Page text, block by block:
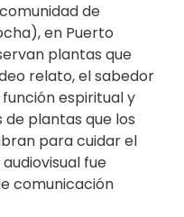
de
en Puerto
plantas que
relato, el sabedor
espiritual y
plantas que los
para cuidar el
fue
comunicación